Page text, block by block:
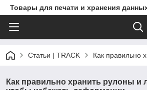
Товары для печати и хранения
Статьи | TRACK Как правильно
Как правильно хранить рулоны и